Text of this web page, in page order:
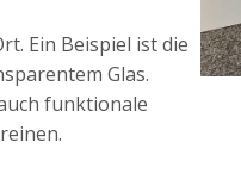
Ein Beispiel ist die
Glas.
funktionale